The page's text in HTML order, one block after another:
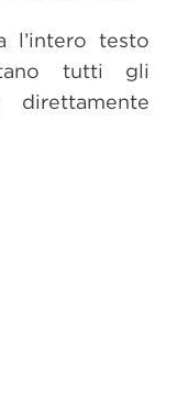
l’intero testo
tutti gli